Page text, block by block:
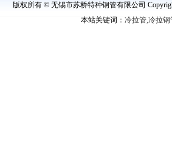
版权所有 © 无锡市苏桥特种钢管有限公司
本站关键词： 冷拉管,冷拉